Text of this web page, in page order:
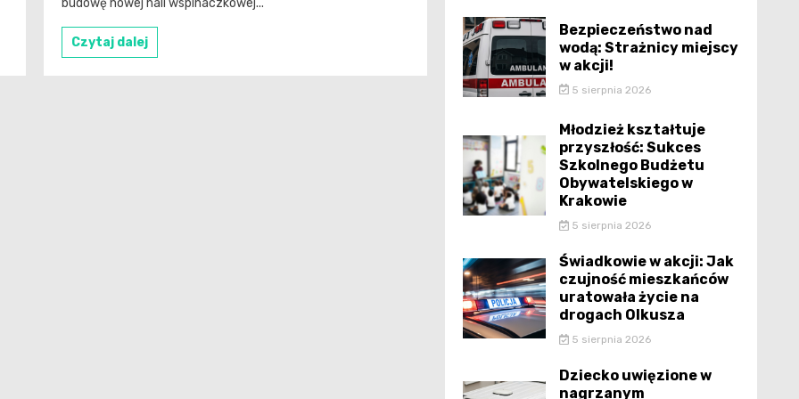
budowę nowej hali wspinaczkowej...
Czytaj dalej
Bezpieczeństwo nad
wodą: Strażnicy miejscy
w akcji!
5 sierpnia 2026
Młodzież kształtuje
przyszłość: Sukces
Szkolnego Budżetu
Obywatelskiego w
Krakowie
5 sierpnia 2026
Świadkowie w akcji: Jak
czujność mieszkańców
uratowała życie na
drogach Olkusza
5 sierpnia 2026
Dziecko uwięzione w
nagrzanym